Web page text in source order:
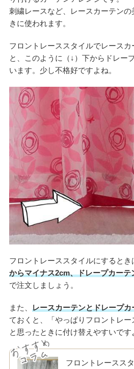
刺繍レースなど、レースカーテンの
きに使われます。
フロントレーススタイルでレースカ
と、このように（↓）下からドレー
います。少し不格好ですよね。
フロントレーススタイルにするとき
からマイナス2cm、ドレープカー
で注文しましょう。
また、 レースカーテンとドレープ
ておくと、「やっぱりフロントレ
と思ったときに付け替えやすいです
フロントレースス